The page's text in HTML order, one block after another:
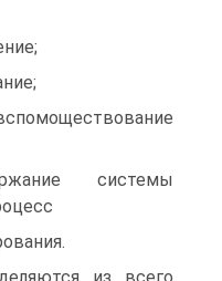
системы